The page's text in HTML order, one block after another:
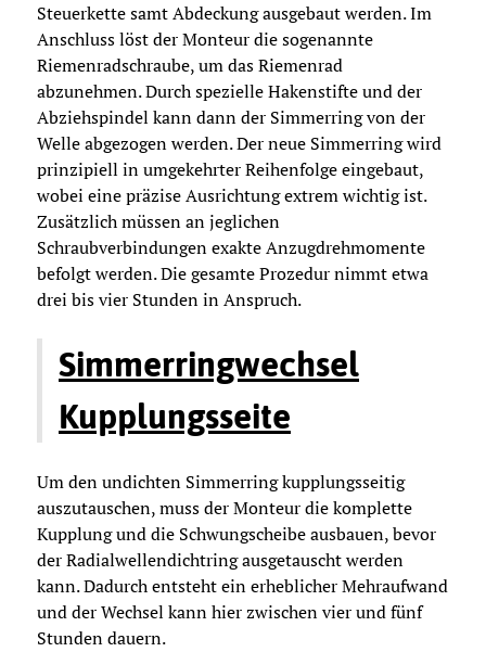
Steuerkette samt Abdeckung ausgebaut werden. Im
Anschluss löst der Monteur die sogenannte
Riemenradschraube, um das Riemenrad
abzunehmen. Durch spezielle Hakenstifte und der
Abziehspindel kann dann der Simmerring von der
Welle abgezogen werden. Der neue Simmerring wird
prinzipiell in umgekehrter Reihenfolge eingebaut,
wobei eine präzise Ausrichtung extrem wichtig ist.
Zusätzlich müssen an jeglichen
Schraubverbindungen exakte Anzugdrehmomente
befolgt werden. Die gesamte Prozedur nimmt etwa
drei bis vier Stunden in Anspruch.
Simmerringwechsel
Kupplungsseite
Um den undichten Simmerring kupplungsseitig
auszutauschen, muss der Monteur die komplette
Kupplung und die Schwungscheibe ausbauen, bevor
der Radialwellendichtring ausgetauscht werden
kann. Dadurch entsteht ein erheblicher Mehraufwand
und der Wechsel kann hier zwischen vier und fünf
Stunden dauern.